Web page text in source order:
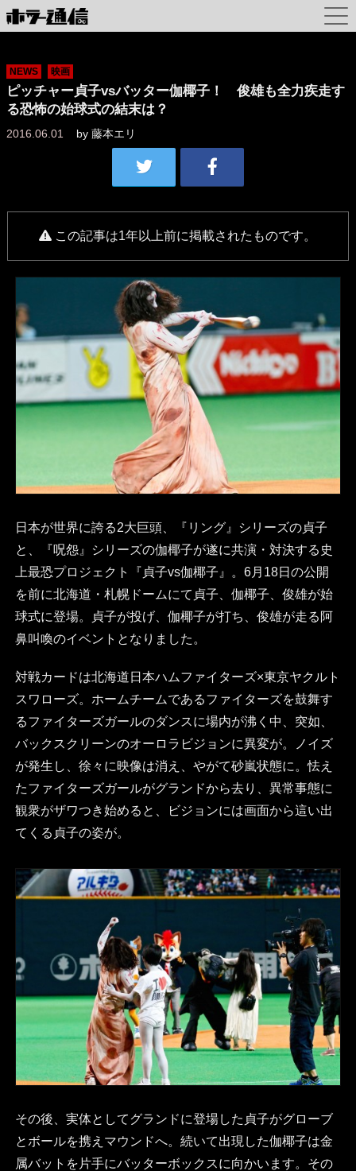
NEWS 映画
ピッチャー貞子vsバッター伽椰子！ 俊雄も全力疾走す
る恐怖の始球式の結末は？
2016.06.01 by 藤本エリ
この記事は1年以上前に掲載されたものです。
日本が世界に誇る2大巨頭、『リング』シリーズの貞子
と、『呪怨』シリーズの伽椰子が遂に共演・対決する史
上最恐プロジェクト『貞子vs伽椰子』。6月18日の公開
を前に北海道・札幌ドームにて貞子、伽椰子、俊雄が始
球式に登場。貞子が投げ、伽椰子が打ち、俊雄が走る阿
鼻叫喚のイベントとなりました。
対戦カードは北海道日本ハムファイターズ×東京ヤクルト
スワローズ。ホームチームであるファイターズを鼓舞す
るファイターズガールのダンスに場内が沸く中、突如、
バックスクリーンのオーロラビジョンに異変が。ノイズ
が発生し、徐々に映像は消え、やがて砂嵐状態に。怯え
たファイターズガールがグランドから去り、異常事態に
観衆がザワつき始めると、ビジョンには画面から這い出
てくる貞子の姿が。
その後、実体としてグランドに登場した貞子がグローブ
とボールを携えマウンドへ。続いて出現した伽椰子は金
属バットを片手にバッターボックスに向かいます。その